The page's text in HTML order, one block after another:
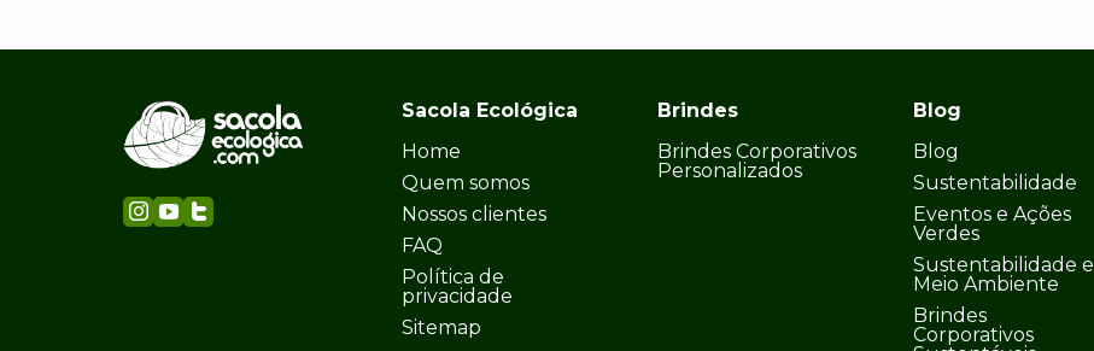
Sacola Ecológica
Home
Quem somos
Nossos clientes
FAQ
Política de
privacidade
Sitemap
Brindes
Brindes Corporativos
Personalizados
Blog
Blog
Sustentabilidade
Eventos e Ações
Verdes
Sustentabilidade e
Meio Ambiente
Brindes
Corporativos